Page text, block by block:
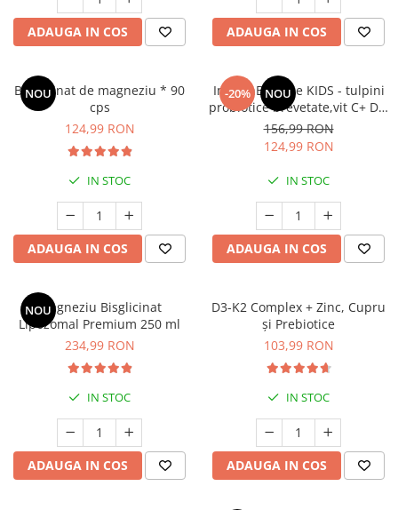
Piele, păr & unghii
Colesterol & tensiune
Sănătatea copiilor
Performanta sportiva
Anti Intepaturi
Îngrijirea Tenului
Creme de față
Creme cu SPF
Demachiante
Geluri de curățare
Ape micelare
Exfoliante
Creme pentru ochi
Balsam buze
Îngrijirea Corpului
Creme de corp
Unturi de corp
Protecție Solară
Creme SPF față
Colagen
Creatina
Crom
Curcumin (Turmeric)
Ghimbir
Ginseng
Glucozamina
Glutation
L-Glutamina
Lecitina
Zinc Bisglicinat
ADAUGA IN COS ADAUGA IN COS
NOU
Bisglicinat de magneziu * 90
cps
124,99 RON
IN STOC
ADAUGA IN COS
-20% NOU
ImmunBalance KIDS - tulpini
probiotice brevetate,vit C+ D3,
entru susținerea
microbiomului și a imunității
156,99 RON
124,99 RON
IN STOC
ADAUGA IN COS
NOUMagneziu Bisglicinat
Lipozomal Premium 250 ml
234,99 RON
IN STOC
ADAUGA IN COS
D3-K2 Complex + Zinc, Cupru
și Prebiotice
103,99 RON
IN STOC
ADAUGA IN COS